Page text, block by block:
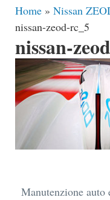
Home » Nissan
nissan-zeod-rc_5
nissan-
Manutenzione